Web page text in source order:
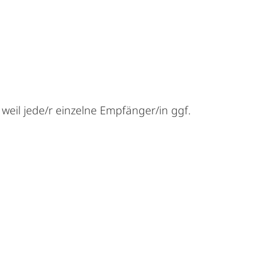
jede/r einzelne Empfänger/in ggf.